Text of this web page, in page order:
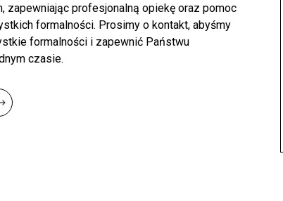
zapewniając profesjonalną opiekę oraz pomoc
formalności. Prosimy o kontakt, abyśmy
formalności i zapewnić Państwu
czasie.